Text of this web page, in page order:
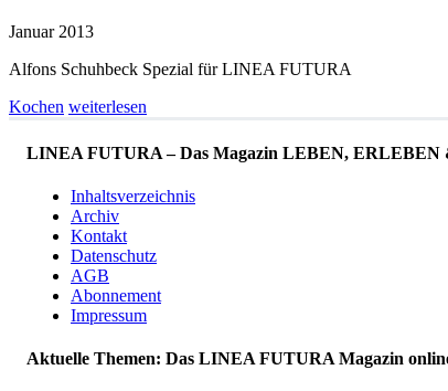
Januar 2013
Alfons Schuhbeck Spezial für LINEA FUTURA
Kochen weiterlesen
LINEA FUTURA – Das Magazin LEBEN, ERLEBEN
Inhaltsverzeichnis
Archiv
Kontakt
Datenschutz
AGB
Abonnement
Impressum
Aktuelle Themen: Das LINEA FUTURA Magazin